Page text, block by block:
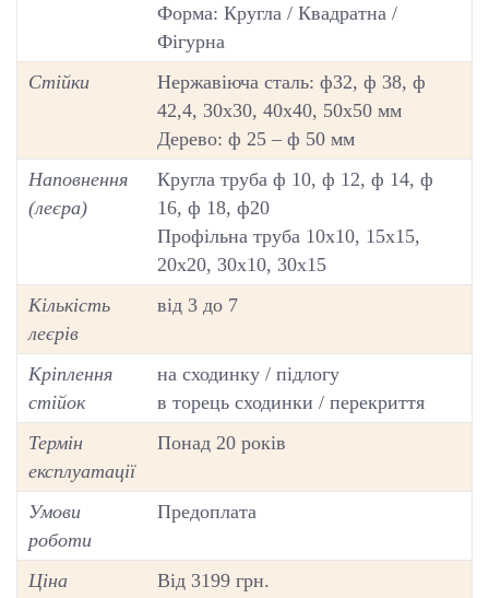
Форма: Кругла / Квадратна /
Фігурна
Стійки
Нержавіюча сталь: ф32, ф 38, ф
42,4, 30х30, 40х40, 50х50 мм
Дерево: ф 25 – ф 50 мм
Наповнення
(леєра)
Кругла труба ф 10, ф 12, ф 14, ф
16, ф 18, ф20
Профільна труба 10х10, 15х15,
20х20, 30х10, 30х15
Кількість
леєрів
від 3 до 7
Кріплення
стійок
на сходинку / підлогу
в торець сходинки / перекриття
Термін
експлуатації
Понад 20 років
Умови
роботи
Предоплата
Ціна Від 3199 грн.